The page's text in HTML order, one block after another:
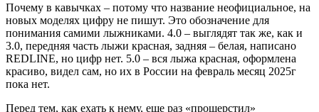
Почему в кавычках – потому что название неофициальное, на
новых моделях цифру не пишут. Это обозначение для
понимания самими лыжниками. 4.0 – выглядят так же, как и
3.0, передняя часть лыжи красная, задняя – белая, написано
REDLINE, но цифр нет. 5.0 – вся лыжа красная, оформлена
красиво, видел сам, но их в России на февраль месяц 2025г
пока нет.
Перед тем, как ехать к нему, еще раз «прошерстил»